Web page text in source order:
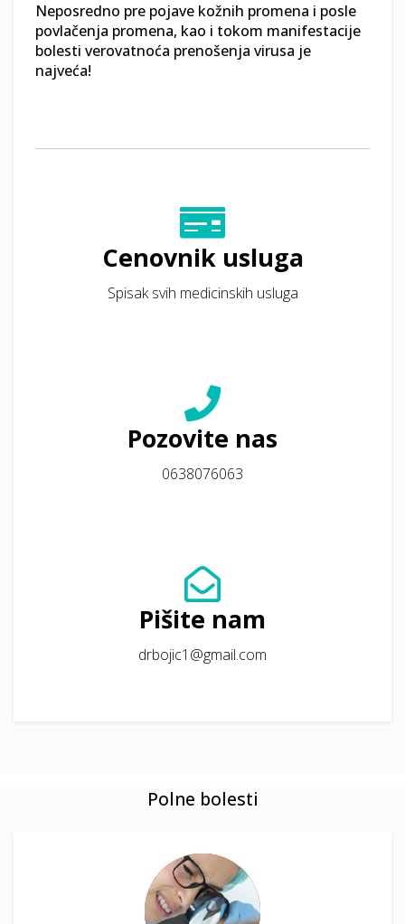
Neposredno pre pojave kožnih promena i posle
povlačenja promena, kao i tokom manifestacije
bolesti verovatnoća prenošenja virusa je
najveća!
Cenovnik usluga
Spisak svih medicinskih usluga
Pozovite nas
0638076063
Pišite nam
drbojic1@gmail.com
Polne bolesti